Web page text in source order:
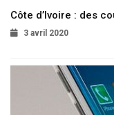
Côte d’Ivoire : des
3 avril 2020